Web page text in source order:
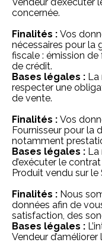
concernée.
Finalités : Vos
nécessaires pour la
fiscale : émission
de crédit.
Bases légales : La
respecter une
de vente.
Finalités : Vos
Fournisseur pour la
notamment
Bases légales : La
d’exécuter le
Produit vendu sur le
Finalités : Nous
données afin de
satisfaction, des
Bases légales :
Vendeur